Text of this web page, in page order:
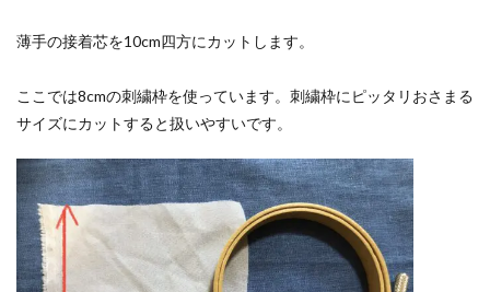
薄手の接着芯を10cm四方にカットします。
ここでは8cmの刺繍枠を使っています。刺繍枠にピッタリおさまる
サイズにカットすると扱いやすいです。